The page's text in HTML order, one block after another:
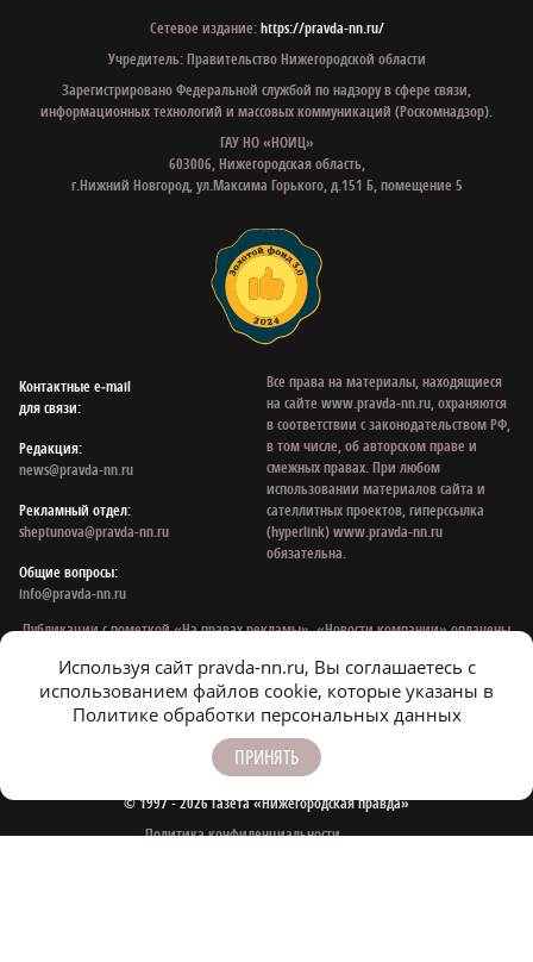
Сетевое издание:https://pravda-nn.ru/
Учредитель: Правительство Нижегородской области
Зарегистрировано Федеральной службой по надзору в сфере связи,
информационных технологий и массовых коммуникаций (Роскомнадзор).
ГАУ НО «НОИЦ»
603006, Нижегородская область,
г.Нижний Новгород, ул.Максима Горького, д.151 Б, помещение 5
Контактные e‑mail
для связи:
Редакция:
news@pravda-nn.ru
Рекламный отдел:
sheptunova@pravda-nn.ru
Общие вопросы:
info@pravda-nn.ru
Все права на материалы, находящиеся
на сайте www.pravda-nn.ru, охраняются
в соответствии с законодательством РФ,
в том числе, об авторском праве и
смежных правах. При любом
использовании материалов сайта и
сателлитных проектов, гиперссылка
(hyperlink) www.pravda-nn.ru
обязательна.
Публикации с пометкой «На правах рекламы», «Новости компании» оплачены
информации, содержащейся в рекламных объявлениях.
На информационном ресурсе применяются рекомендательные технологии:
mirtesen,smi2.
© 1997 - 2026 Газета «Нижегородская правда»
Политика конфиденциальности
Используя сайт pravda-nn.ru, Вы соглашаетесь с
использованием файлов cookie, которые указаны в
Политике обработки персональных данных
ПРИНЯТЬ